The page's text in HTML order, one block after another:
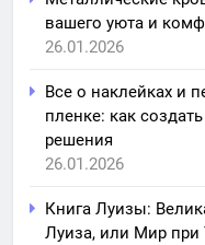
вашего уюта и
26.01.2026
Все о наклейках и
пленке: как
решения
26.01.2026
Книга Луизы:
Луиза, или Мир при